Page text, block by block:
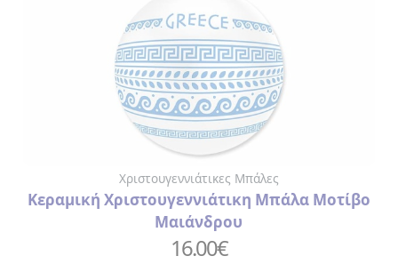
Χριστουγεννιάτικες Μπάλες
Κεραμική Χριστουγεννιάτικη Μπάλα Μοτίβο
Μαιάνδρου
16.00€